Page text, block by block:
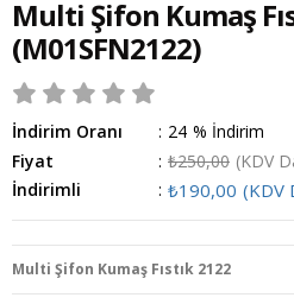
Multi Şifon Kumaş
(M01SFN2122)
İndirim Oranı : %
24
İndirim
Fiyat
: ₺250,00 (KDV
İndirimli
: ₺190,00 (KDV
Multi Şifon Kumaş Fıstık 2122